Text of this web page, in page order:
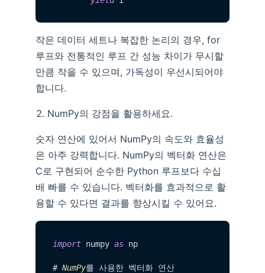
작은 데이터 세트나 복잡한 논리의 경우, for
루프와 전통적인 루프 간 성능 차이가 무시할
만큼 작을 수 있으며, 가독성이 우선시되어야
합니다.
NumPy의 강점을 활용하세요.
숫자 연산에 있어서 NumPy의 속도와 효율성
은 아주 강력합니다. NumPy의 벡터화 연산은
C로 구현되어 순수한 Python 루프보다 수십
배 빠를 수 있습니다. 벡터화를 효과적으로 활
용할 수 있다면 결과를 향상시킬 수 있어요.
import numpy as np
# NumPy를 사용한 벡터화 연산